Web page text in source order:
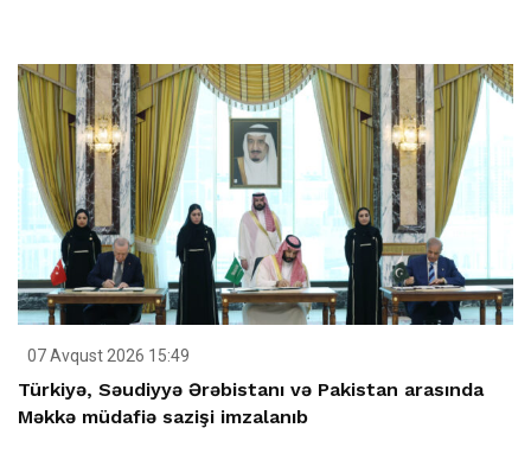
07 Avqust 2026 15:49
Türkiyə, Səudiyyə Ərəbistanı və Pakistan arasında
Məkkə müdafiə sazişi imzalanıb